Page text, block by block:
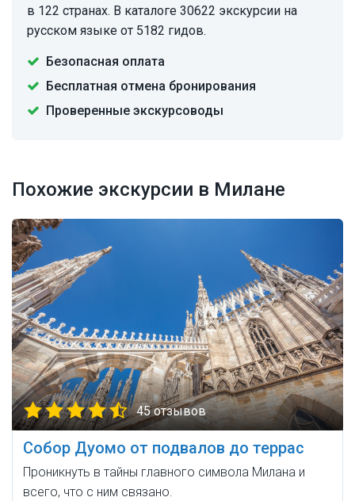
в 122 странах. В каталоге 30622 экскурсии на
русском языке от 5182 гидов.
Безопасная оплата
Бесплатная отмена бронирования
Проверенные экскурсоводы
Похожие экскурсии в Милане
45 отзывов
Собор Дуомо от подвалов до террас
Проникнуть в тайны главного символа Милана и
всего, что с ним связано.